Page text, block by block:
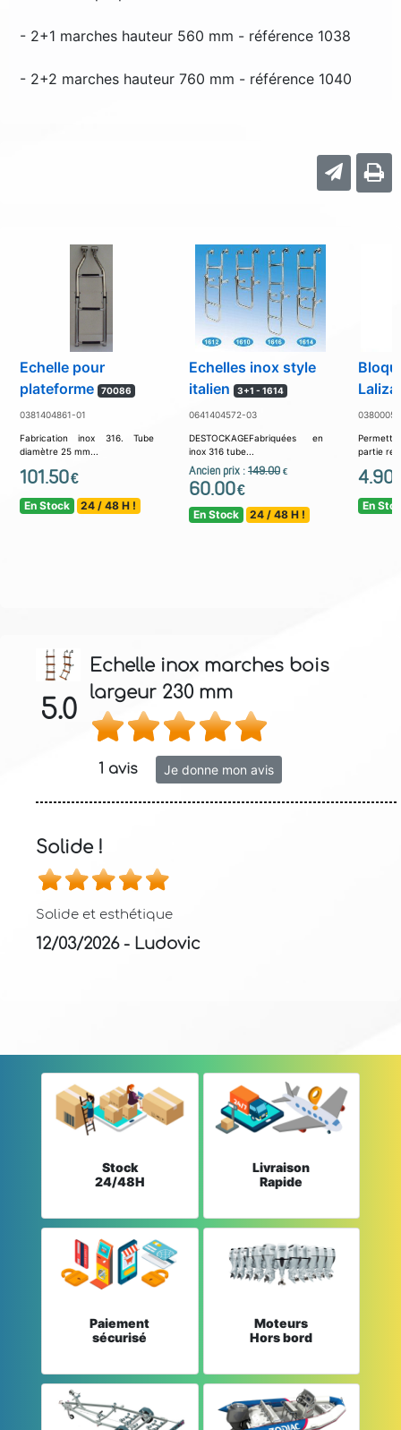
- 2+1 marches hauteur 560 mm - référence 1038
- 2+2 marches hauteur 760 mm - référence 1040
Echelle pour
plateforme
70086
0381404861-01
Fabrication inox 316. Tube
diamètre 25 mm...
101.50€
En Stock 24 / 48 H !
Echelles inox style
italien
3+1 - 1614
0641404572-03
DESTOCKAGEFabriquées en
inox 316 tube...
Ancien prix : 149.00 €
60.00€
En Stock 24 / 48 H !
partie
4.90
En
5.0
Echelle inox marches bois
largeur 230 mm
1 avis Je donne mon avis
Solide !
Solide et esthétique
12/03/2026 - Ludovic
Stock
24/48H
Livraison
Rapide
Paiement
sécurisé
Moteurs
Hors bord